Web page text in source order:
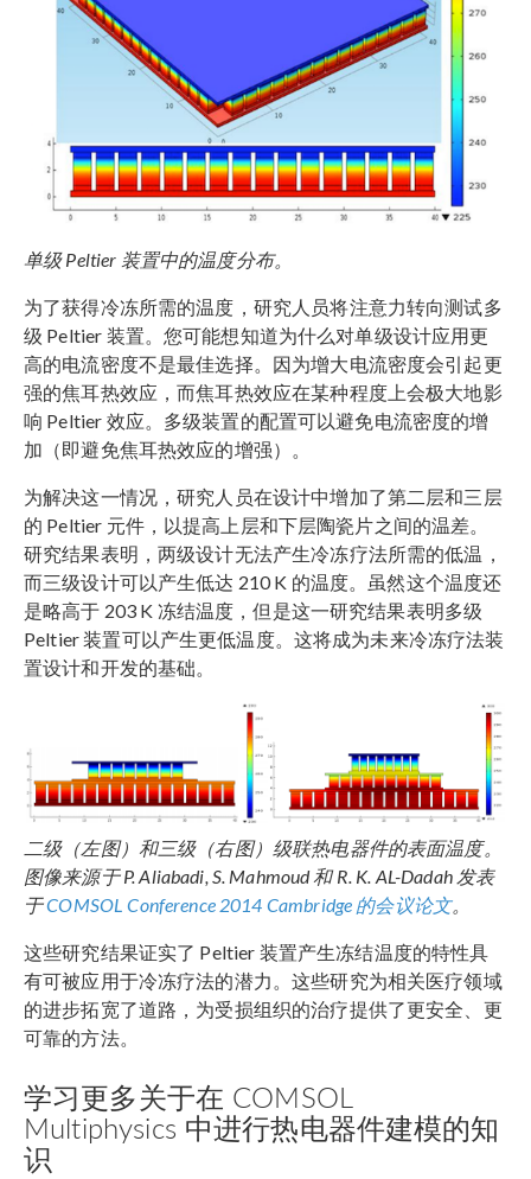
单级 Peltier 装置中的温度分布。
为了获得冷冻所需的温度，研究人员将注意力转向测试多
级 Peltier 装置。您可能想知道为什么对单级设计应用更
高的电流密度不是最佳选择。因为增大电流密度会引起更
强的焦耳热效应，而焦耳热效应在某种程度上会极大地影
响 Peltier 效应。多级装置的配置可以避免电流密度的增
加（即避免焦耳热效应的增强）。
为解决这一情况，研究人员在设计中增加了第二层和三层
的 Peltier 元件，以提高上层和下层陶瓷片之间的温差。
研究结果表明，两级设计无法产生冷冻疗法所需的低温，
而三级设计可以产生低达 210 K 的温度。虽然这个温度还
是略高于 203 K 冻结温度，但是这一研究结果表明多级
Peltier 装置可以产生更低温度。这将成为未来冷冻疗法装
置设计和开发的基础。
二级（左图）和三级（右图）级联热电器件的表面温度。
图像来源于 P. Aliabadi, S. Mahmoud 和 R. K. AL-Dadah 发表
于COMSOL Conference 2014 Cambridge 的会议论文。
这些研究结果证实了 Peltier 装置产生冻结温度的特性具
有可被应用于冷冻疗法的潜力。这些研究为相关医疗领域
的进步拓宽了道路，为受损组织的治疗提供了更安全、更
可靠的方法。
学习更多关于在 COMSOL
Multiphysics 中进行热电器件建模的知
识